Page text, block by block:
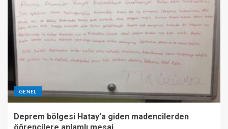
GENEL
Deprem bölgesi Hatay’a giden madencilerden